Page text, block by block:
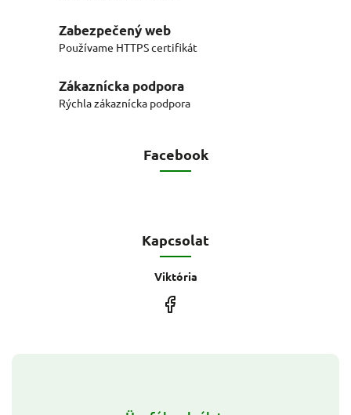
Zabezpečený web
Používame HTTPS certifikát
Zákaznícka podpora
Rýchla zákaznícka podpora
Facebook
Kapcsolat
Viktória